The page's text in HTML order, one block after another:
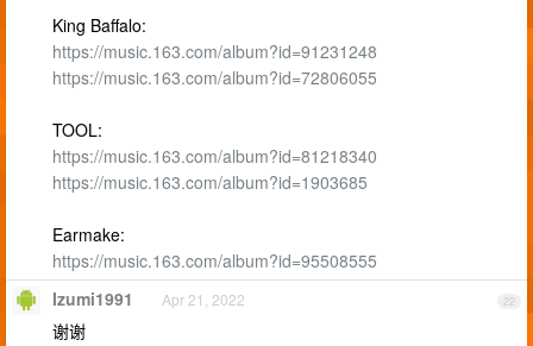
King Baffalo:
https://music.163.com/album?id=91231248
https://music.163.com/album?id=72806055
TOOL:
https://music.163.com/album?id=81218340
https://music.163.com/album?id=1903685
Earmake:
https://music.163.com/album?id=95508555
22
Izumi1991 Apr 21, 2022
谢谢